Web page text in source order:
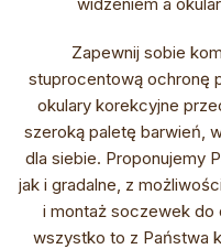
Zapewnij sobie
stuprocentową ochronę
okulary korekcyjne
szeroką paletę barwień,
dla siebie. Proponujemy
jak i gradalne, z
i montaż soczewek do
wszystko to z Państwa